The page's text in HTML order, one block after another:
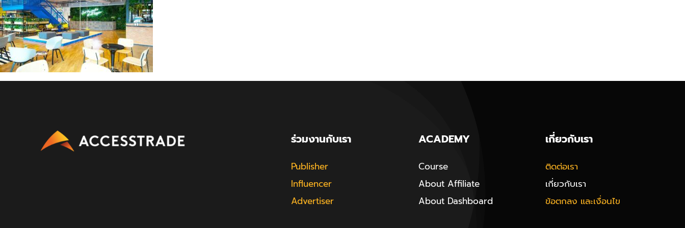
ร่วมงานกับเรา
Publisher
Influencer
Advertiser
ACADEMY
Course
About Affiliate
About Dashboard
เกี่ยวกับเรา
ติดต่อเรา
เกี่ยวกับเรา
ข้อตกลง และเงื่อนไข